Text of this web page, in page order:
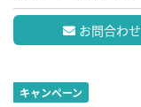
お問合わせ
キャンペーン